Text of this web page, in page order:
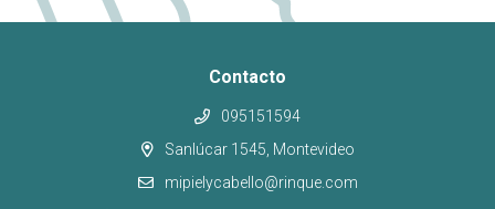
Contacto
095151594
Sanlúcar 1545, Montevideo
mipielycabello@rinque.com